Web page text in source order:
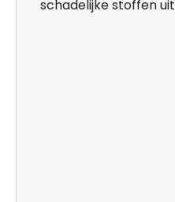
schadelijke stoffen